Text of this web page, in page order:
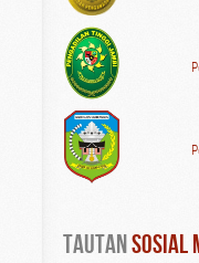
Tautan Sosial